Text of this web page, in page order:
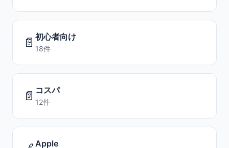
📄 初心者向け
18件
📄 コスパ
12件
Apple